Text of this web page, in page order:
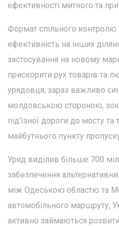
ефективності митного та
Формат спільного
ефективність на інших
застосування на новому
прискорити рух товарів та
урядовця, зараз важливо
молдовською стороною,
під'їзної дороги до мосту та
майбутнього пункту
Уряд виділив більше 700
забезпечення
між Одеською областю та
автомобільного маршруту,
активно займаються